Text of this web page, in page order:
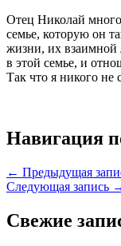
Отец Николай много
семье, которую он
жизни, их взаимной
в этой семье, и
Так что я никого не
Навигация
← Предыдущая
Следующая запись
Свежие